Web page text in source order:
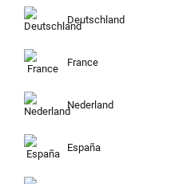
Deutschland
France
Nederland
España